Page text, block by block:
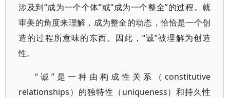
涉及到“成为一个个体”或“成为一个整全”的过程。就
审美的角度来理解，成为整全的动态，恰恰是一个创
造的过程所意味的东西。因此，“诚”被理解为创造
性。
“诚”是一种由构成性关系（constitutive
relationships）的独特性（uniqueness）和持久性